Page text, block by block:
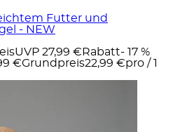
Futter und
- NEW
UVP 27,99 € Rabatt- 17 %
€Grundpreis22,99 €pro / 1